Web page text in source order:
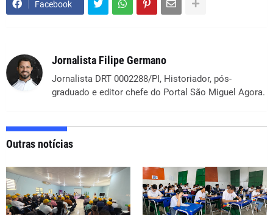
Facebook
Jornalista Filipe Germano
Jornalista DRT 0002288/PI, Historiador, pós-
graduado e editor chefe do Portal São Miguel Agora.
Outras notícias